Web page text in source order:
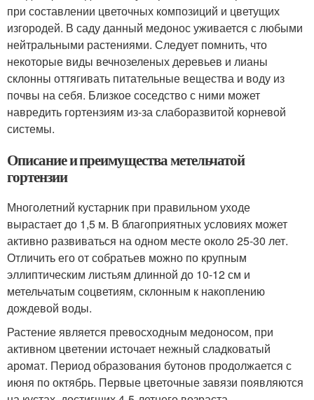
при составлении цветочных композиций и цветущих
изгородей. В саду данный медонос уживается с любыми
нейтральными растениями. Следует помнить, что
некоторые виды вечнозеленых деревьев и лианы
склонны оттягивать питательные вещества и воду из
почвы на себя. Близкое соседство с ними может
навредить гортензиям из-за слаборазвитой корневой
системы.
Описание и преимущества метельчатой
гортензии
Многолетний кустарник при правильном уходе
вырастает до 1,5 м. В благоприятных условиях может
активно развиваться на одном месте около 25-30 лет.
Отличить его от собратьев можно по крупным
эллиптическим листьям длинной до 10-12 см и
метельчатым соцветиям, склонным к накоплению
дождевой воды.
Растение является превосходным медоносом, при
активном цветении источает нежный сладковатый
аромат. Период образования бутонов продолжается с
июня по октябрь. Первые цветочные завязи появляются